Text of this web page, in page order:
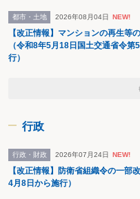
都市・土地 2026年08月04日 NEW!
【改正情報】マンションの再生等
（令和8年5月18日国土交通省令
行）
行政
行政・財政 2026年07月24日 NEW!
【改正情報】防衛省組織令の一
4月8日から施行）